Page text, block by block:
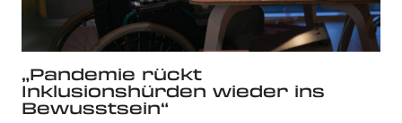
„Pandemie rückt
Inklusionshürden wieder ins
Bewusstsein“